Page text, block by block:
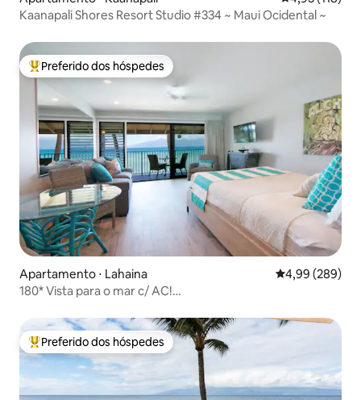
Kaanapali Shores Resort Studio #334 ~ Maui Ocidental ~
Entre os melhores preferidos dos hóspedes
Preferido dos hóspedes
Apartamento ⋅ Lahaina 4,99 de uma
4,99 (289)
180* Vista para o mar c/ AC!
Entre os melhores preferidos dos hóspedes
Preferido dos hóspedes